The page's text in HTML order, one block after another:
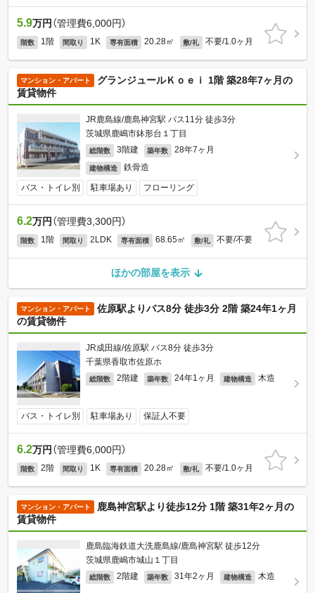
5.9万円 （管理費6,000円）
階数 1階 間取り 1K 専有面積 20.28㎡ 敷/礼 不要/1.0ヶ月
マンション・アパート
グランジュールＫｏｅｉ 1階 築28年7ヶ月の
賃貸物件
JR鹿島線/鹿島神宮駅 バス11分 徒歩3分
茨城県鹿嶋市鉢形台１丁目
総階数 3階建 築年数 28年7ヶ月
建物構造 鉄骨造
バス・トイレ別 駐車場あり フローリング
6.2万円 （管理費3,300円）
階数 1階 間取り 2LDK 専有面積 68.65㎡ 敷/礼 不要/不要
ほかの部屋を表示
マンション・アパート
佐原駅よりバス8分 徒歩3分 2階 築24年1ヶ月
の賃貸物件
JR成田線/佐原駅 バス8分 徒歩3分
千葉県香取市佐原ホ
総階数 2階建 築年数 24年1ヶ月 建物構造 木造
バス・トイレ別 駐車場あり 保証人不要
6.2万円 （管理費6,000円）
階数 2階 間取り 1K 専有面積 20.28㎡ 敷/礼 不要/1.0ヶ月
マンション・アパート
鹿島神宮駅より徒歩12分 1階 築31年2ヶ月の
賃貸物件
鹿島臨海鉄道大洗鹿島線/鹿島神宮駅 徒歩12分
茨城県鹿嶋市城山１丁目
総階数 2階建 築年数 31年2ヶ月 建物構造 木造